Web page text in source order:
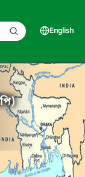
English